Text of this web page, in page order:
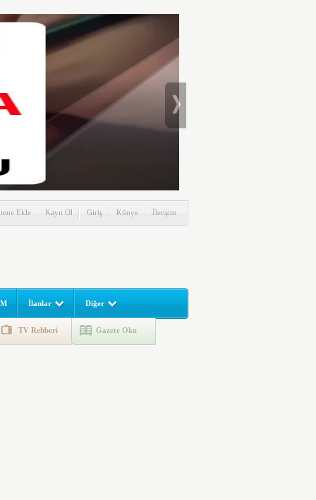
Ekle Kayıt Ol Giriş Künye İletişim
İlanlar Diğer
TV Rehberi Gazete Oku